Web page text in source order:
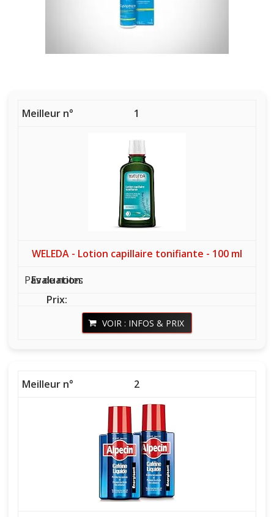
1
WELEDA - Lotion capillaire tonifiante - 100 ml
Pas de notes
VOIR : INFOS & PRIX
2